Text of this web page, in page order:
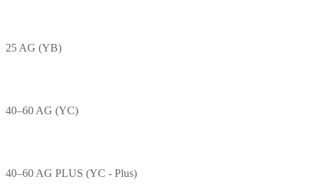
25 AG (YB)
40–60 AG (YC)
40–60 AG PLUS (YC - Plus)